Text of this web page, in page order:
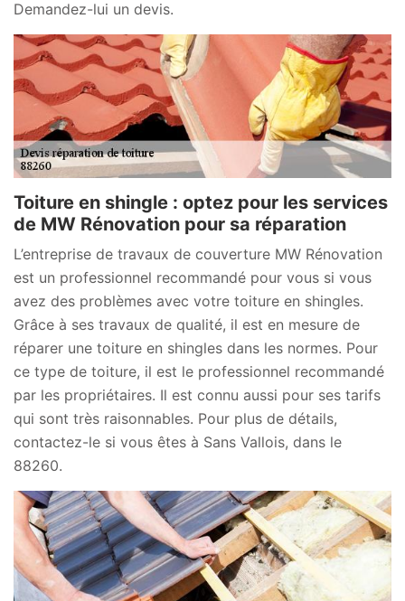
Demandez-lui un devis.
Toiture en shingle : optez pour les services
de MW Rénovation pour sa réparation
L’entreprise de travaux de couverture MW Rénovation
est un professionnel recommandé pour vous si vous
avez des problèmes avec votre toiture en shingles.
Grâce à ses travaux de qualité, il est en mesure de
réparer une toiture en shingles dans les normes. Pour
ce type de toiture, il est le professionnel recommandé
par les propriétaires. Il est connu aussi pour ses tarifs
qui sont très raisonnables. Pour plus de détails,
contactez-le si vous êtes à Sans Vallois, dans le
88260.